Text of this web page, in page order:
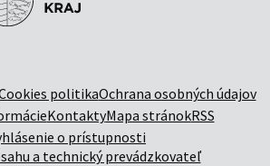
politikaOchrana osobných údajov
KontaktyMapa stránokRSS
o prístupnosti
a technický prevádzkovateľ